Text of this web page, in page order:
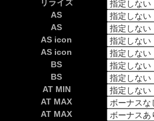
リライズ
AS
AS
AS icon
AS icon
BS
BS
AT MIN
AT MAX
AT MAX